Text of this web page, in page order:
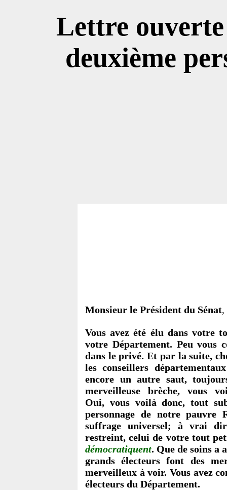
Lettre
deuxième
Monsieur le Président du Sénat,
Vous avez été élu dans votre
votre Département. Peu vous
dans le privé. Et par la suite,
les conseillers
encore un autre saut,
merveilleuse brèche, vous
Oui, vous voilà donc, tout
personnage de notre
suffrage universel; à vrai
restreint, celui de votre tout
démocratiquent. Que de soins a
grands électeurs font des
merveilleux à voir. Vous avez
électeurs du Département.